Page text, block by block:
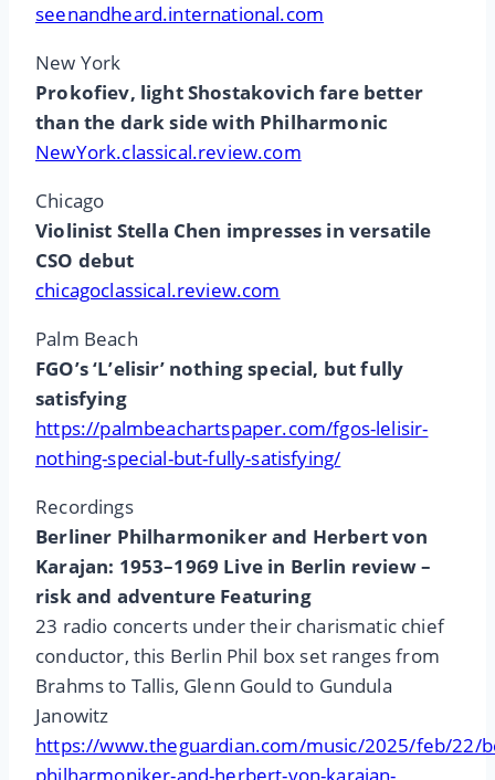
seenandheard.international.com
New York
Prokofiev, light Shostakovich fare better
than the dark side with Philharmonic
NewYork.classical.review.com
Chicago
Violinist Stella Chen impresses in versatile
CSO debut
chicagoclassical.review.com
Palm Beach
FGO’s ‘L’elisir’ nothing special, but fully
satisfying
https://palmbeachartspaper.com/fgos-lelisir-
nothing-special-but-fully-satisfying/
Recordings
Berliner Philharmoniker and Herbert von
Karajan: 1953–1969 Live in Berlin review –
risk and adventure Featuring
23 radio concerts under their charismatic chief
conductor, this Berlin Phil box set ranges from
Brahms to Tallis, Glenn Gould to Gundula
Janowitz
https://www.theguardian.com/music/2025/feb/22/